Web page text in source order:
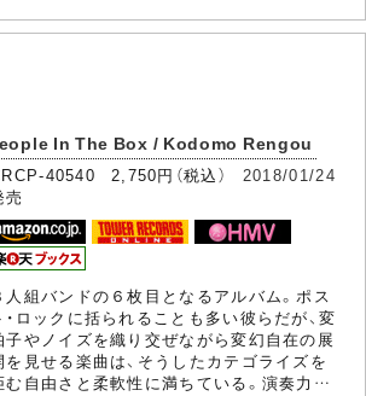
In The Box / Kodomo Rengou
40540 2,750円（税込） 2018/01/24
売
人組バンドの６枚目となるアルバム。ポス
・ロックに括られることも多い彼らだが、変
子やノイズを織り交ぜながら変幻自在の展
を見せる楽曲は、そうしたカテゴライズを
む自由さと柔軟性に満ちている。演奏力…